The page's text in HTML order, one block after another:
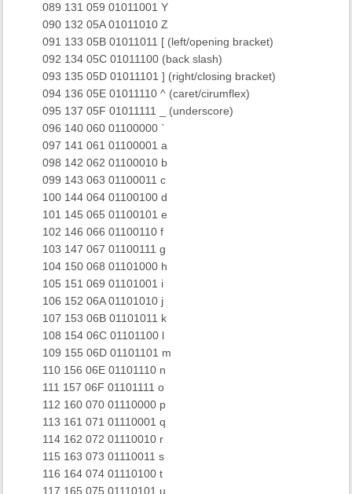
​ 089 131 059 01011001 Y
​ 090 132 05A 01011010 Z
​ 091 133 05B 01011011 [ (left/opening bracket)
​ 092 134 05C 01011100 (back slash)
​ 093 135 05D 01011101 ] (right/closing bracket)
​ 094 136 05E 01011110 ^ (caret/cirumflex)
​ 095 137 05F 01011111 _ (underscore)
​ 096 140 060 01100000 `
​ 097 141 061 01100001 a
​ 098 142 062 01100010 b
​ 099 143 063 01100011 c
​ 100 144 064 01100100 d
​ 101 145 065 01100101 e
​ 102 146 066 01100110 f
​ 103 147 067 01100111 g
​ 104 150 068 01101000 h
​ 105 151 069 01101001 i
​ 106 152 06A 01101010 j
​ 107 153 06B 01101011 k
​ 108 154 06C 01101100 l
​ 109 155 06D 01101101 m
​ 110 156 06E 01101110 n
​ 111 157 06F 01101111 o
​ 112 160 070 01110000 p
​ 113 161 071 01110001 q
​ 114 162 072 01110010 r
​ 115 163 073 01110011 s
​ 116 164 074 01110100 t
​ 117 165 075 01110101 u